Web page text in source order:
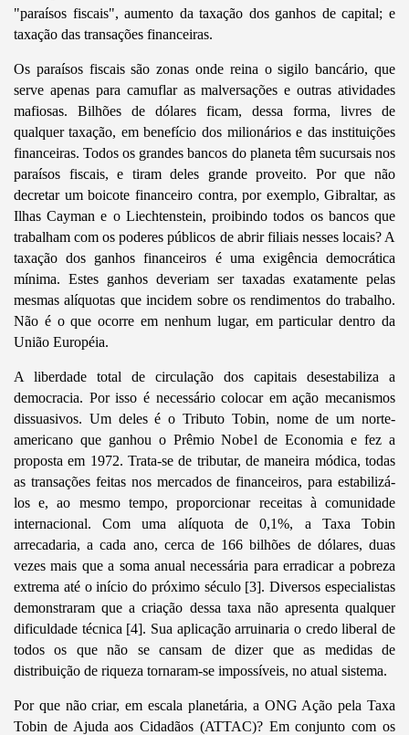
"paraísos fiscais", aumento da taxação dos ganhos de capital; e
taxação das transações financeiras.
Os paraísos fiscais são zonas onde reina o sigilo bancário, que
serve apenas para camuflar as malversações e outras atividades
mafiosas. Bilhões de dólares ficam, dessa forma, livres de
qualquer taxação, em benefício dos milionários e das instituições
financeiras. Todos os grandes bancos do planeta têm sucursais nos
paraísos fiscais, e tiram deles grande proveito. Por que não
decretar um boicote financeiro contra, por exemplo, Gibraltar, as
Ilhas Cayman e o Liechtenstein, proibindo todos os bancos que
trabalham com os poderes públicos de abrir filiais nesses locais? A
taxação dos ganhos financeiros é uma exigência democrática
mínima. Estes ganhos deveriam ser taxadas exatamente pelas
mesmas alíquotas que incidem sobre os rendimentos do trabalho.
Não é o que ocorre em nenhum lugar, em particular dentro da
União Européia.
A liberdade total de circulação dos capitais desestabiliza a
democracia. Por isso é necessário colocar em ação mecanismos
dissuasivos. Um deles é o Tributo Tobin, nome de um norte-
americano que ganhou o Prêmio Nobel de Economia e fez a
proposta em 1972. Trata-se de tributar, de maneira módica, todas
as transações feitas nos mercados de financeiros, para estabilizá-
los e, ao mesmo tempo, proporcionar receitas à comunidade
internacional. Com uma alíquota de 0,1%, a Taxa Tobin
arrecadaria, a cada ano, cerca de 166 bilhões de dólares, duas
vezes mais que a soma anual necessária para erradicar a pobreza
extrema até o início do próximo século [3]. Diversos especialistas
demonstraram que a criação dessa taxa não apresenta qualquer
dificuldade técnica [4]. Sua aplicação arruinaria o credo liberal de
todos os que não se cansam de dizer que as medidas de
distribuição de riqueza tornaram-se impossíveis, no atual sistema.
Por que não criar, em escala planetária, a ONG Ação pela Taxa
Tobin de Ajuda aos Cidadãos (ATTAC)? Em conjunto com os